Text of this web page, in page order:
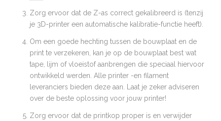
Zorg ervoor dat de Z-as correct gekalibreerd is (tenzij
je 3D-printer een automatische kalibratie-functie heeft).
Om een goede hechting tussen de bouwplaat en de
print te verzekeren, kan je op de bouwplaat best wat
tape, lijm of vloeistof aanbrengen die speciaal hiervoor
ontwikkeld werden. Alle printer -en filament
leveranciers bieden deze aan. Laat je zeker adviseren
over de beste oplossing voor jouw printer!
Zorg ervoor dat de printkop proper is en verwijder